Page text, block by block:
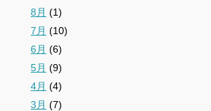
8月 (1)
7月 (10)
6月 (6)
5月 (9)
4月 (4)
3月 (7)